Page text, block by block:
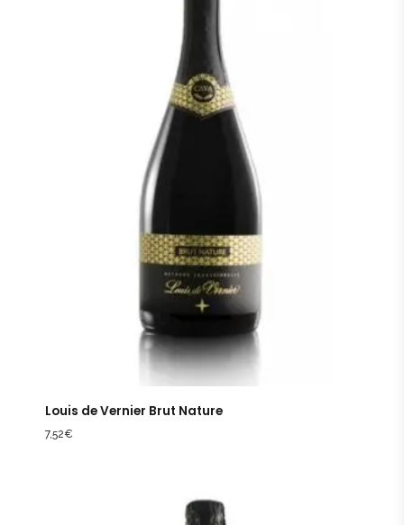
Louis de Vernier Brut Nature
7,52€